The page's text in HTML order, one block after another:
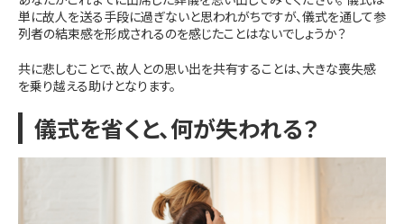
単に故人を送る手段に過ぎないと思われがちですが、儀式を通して参
列者の結束感を形成されるのを感じたことはないでしょうか？
共に悲しむことで、故人との思い出を共有することは、大きな喪失感
を乗り越える助けとなります。
儀式を省くと、何が失われる？